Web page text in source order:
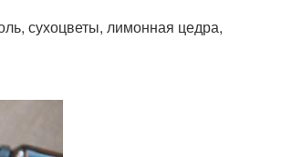
сухоцветы, лимонная цедра,